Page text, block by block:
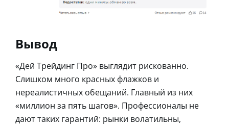
Вывод
«Дей Трейдинг Про» выглядит рискованно.
Слишком много красных флажков и
нереалистичных обещаний. Главный из них
«миллион за пять шагов». Профессионалы не
дают таких гарантий: рынки волатильны,